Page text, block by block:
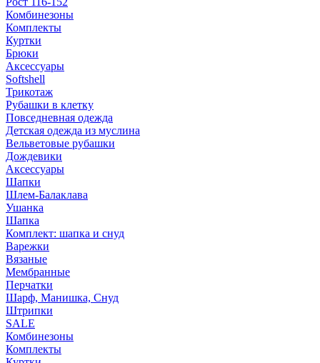
Комбинезоны
Комплекты
Куртки
Брюки
Аксессуары
Softshell
Трикотаж
Рубашки в клетку
Повседневная одежда
Детская одежда из муслина
Вельветовые рубашки
Дождевики
Аксессуары
Шапки
Шлем-Балаклава
Ушанка
Шапка
Комплект: шапка и снуд
Варежки
Вязаные
Мембранные
Перчатки
Шарф, Манишка, Снуд
Штрипки
SALE
Комбинезоны
Комплекты